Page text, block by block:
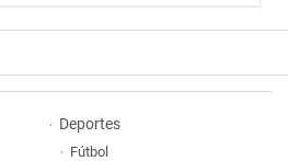
Deportes
Fútbol